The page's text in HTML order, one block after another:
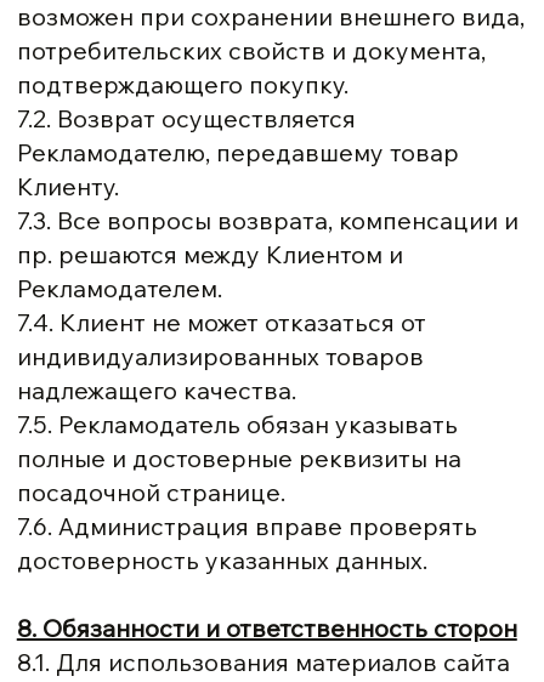
возможен при сохранении внешнего вида,
потребительских свойств и документа,
подтверждающего покупку.
7.2. Возврат осуществляется
Рекламодателю, передавшему товар
Клиенту.
7.3. Все вопросы возврата, компенсации и
пр. решаются между Клиентом и
Рекламодателем.
7.4. Клиент не может отказаться от
индивидуализированных товаров
надлежащего качества.
7.5. Рекламодатель обязан указывать
полные и достоверные реквизиты на
посадочной странице.
7.6. Администрация вправе проверять
достоверность указанных данных.
8. Обязанности и ответственность сторон
8.1. Для использования материалов сайта